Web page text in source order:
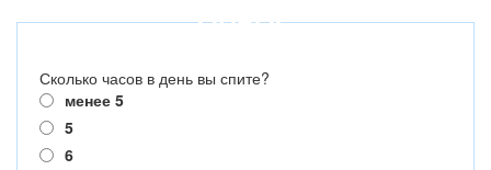
ОПРОС
Сколько часов в день вы спите?
менее 5
5
6